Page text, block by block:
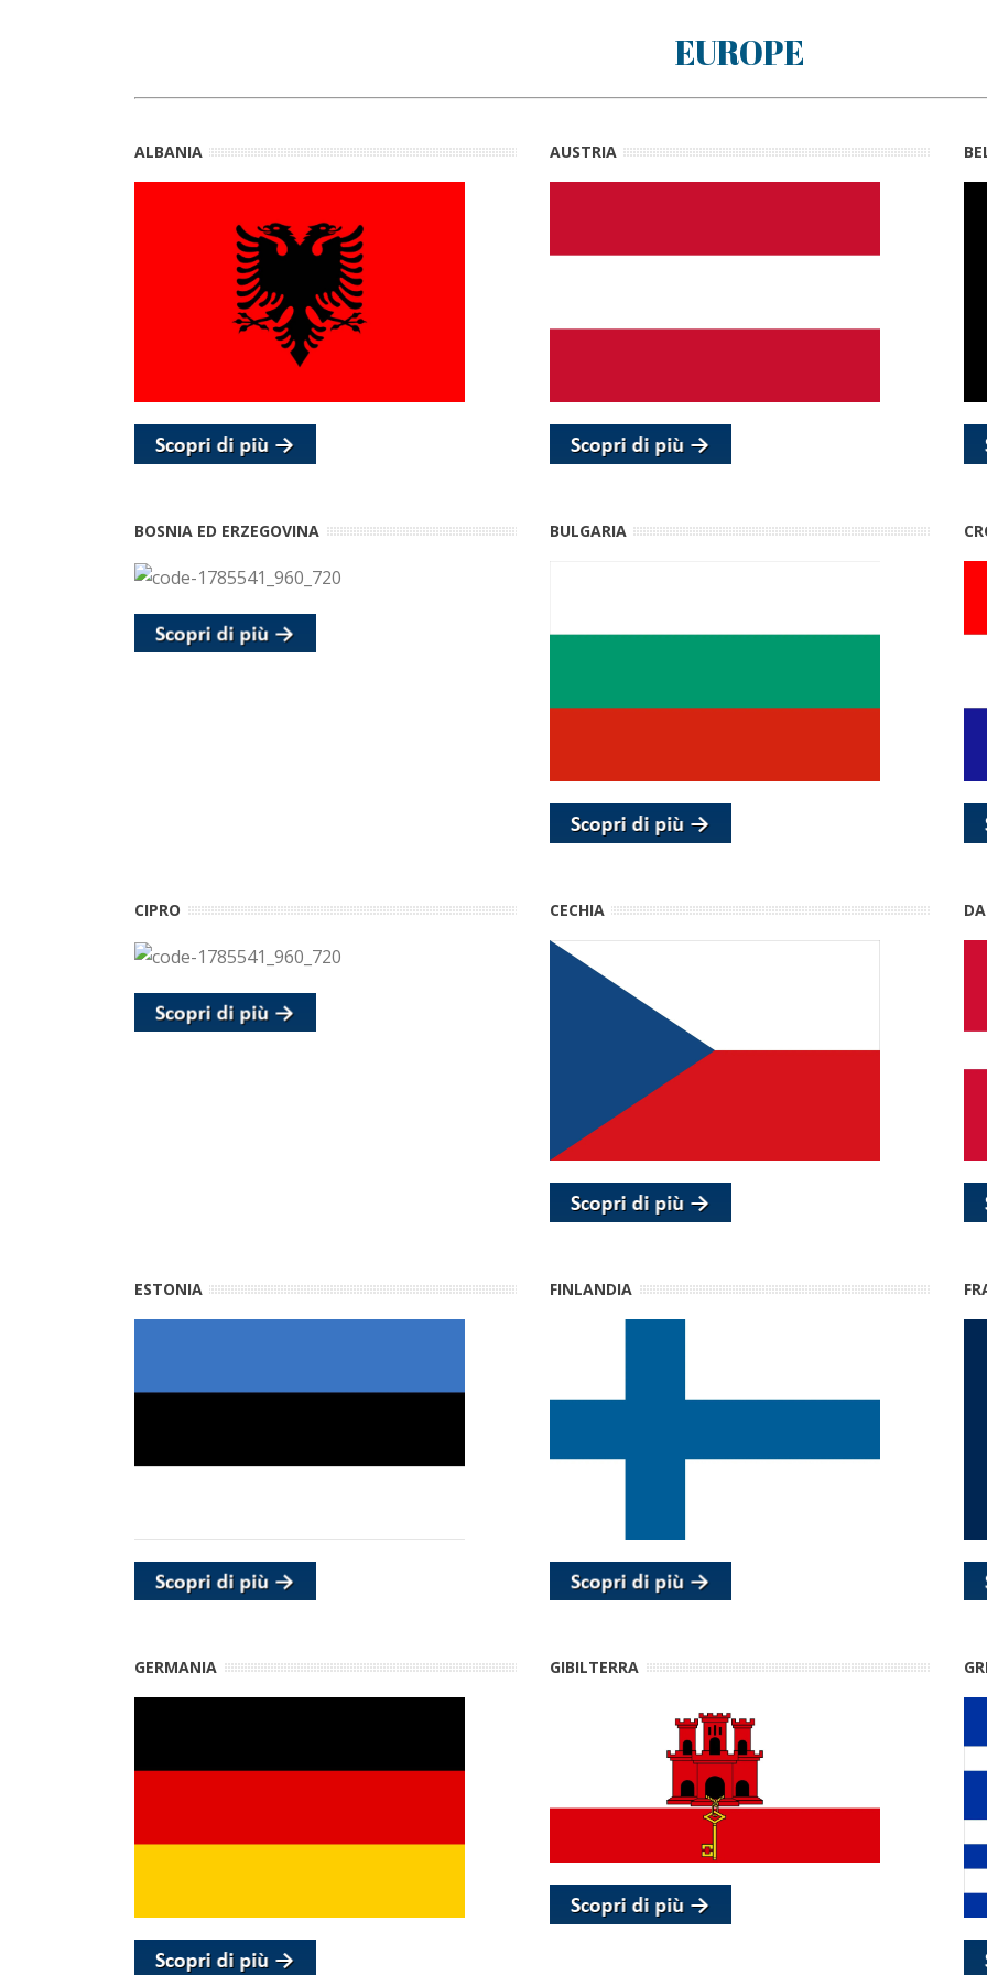
EUROPE
ALBANIA AUSTRIA
BOSNIA ED ERZEGOVINA BULGARIA
CIPRO CECHIA
ESTONIA FINLANDIA
GERMANIA GIBILTERRA